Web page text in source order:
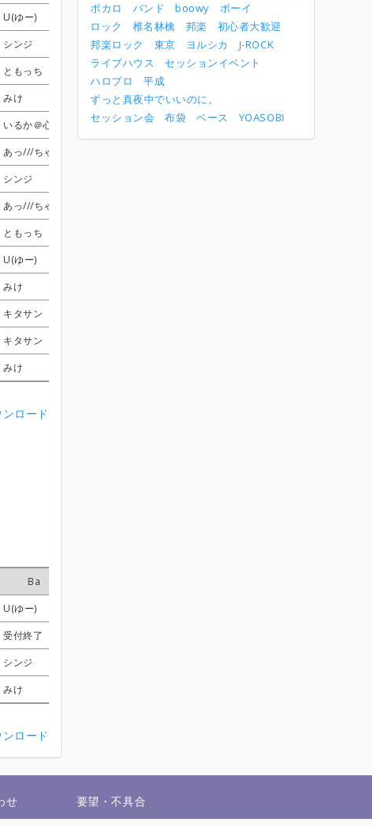
U(ゆー) ヌア
shin
シンジ ぼす
Moe
ともっち すけ
シンジィィイイ
みけ かずっしー
Moe
いるか＠心が酒びたっているんだ
Moe
あっ///ちゃん
シンジ
っているんだ
あっ///ちゃん
ともっち
U(ゆー)
みけ
キタサン
キタサン
みけ
U(ゆー) ヌア
shin
シンジ ぼす
Moe
ともっち すけ
シンジィィイイ
みけ かずっしー
Moe
いるか＠心が酒びたっているんだ
Moe
あっ///ちゃん
シンジ
っているんだ
あっ///ちゃん
ともっち
U(ゆー)
みけ
キタサン
キタサン
みけ
U(ゆー) ヌア
shin
シンジ ぼす
Moe
ともっち すけ
シンジィィイイ
みけ かずっしー
Moe
いるか＠心が酒びたっているんだ
Moe
あっ///ちゃん
シンジ
っているんだ
あっ///ちゃん
ともっち
U(ゆー)
みけ
キタサン
キタサン
みけ
U(ゆー) ヌア
shin
シンジ ぼす
Moe
ともっち すけ
シンジィィイイ
みけ かずっしー
Moe
いるか＠心が酒びたっているんだ
Moe
あっ///ちゃん
シンジ
っているんだ
あっ///ちゃん
ともっち
U(ゆー)
みけ
キタサン
キタサン
みけ
ロード
Ba
U(ゆー)
受付終了
シンジ
みけ
Ba
U(ゆー)
受付終了
シンジ
みけ
Ba
U(ゆー)
受付終了
シンジ
みけ
Ba
U(ゆー)
受付終了
シンジ
みけ
ロード
ボカロ
バンド boowy
ボーイ
ロック
椎名林檎 邦楽
初心者大歓迎
邦楽ロック
東京 ヨルシカ
J-ROCK
ライブハウス
セッションイベント
ハロプロ
平成
ずっと真夜中でいいのに。
セッション会
布袋 ベース YOASOBI
せ 要望・不具合